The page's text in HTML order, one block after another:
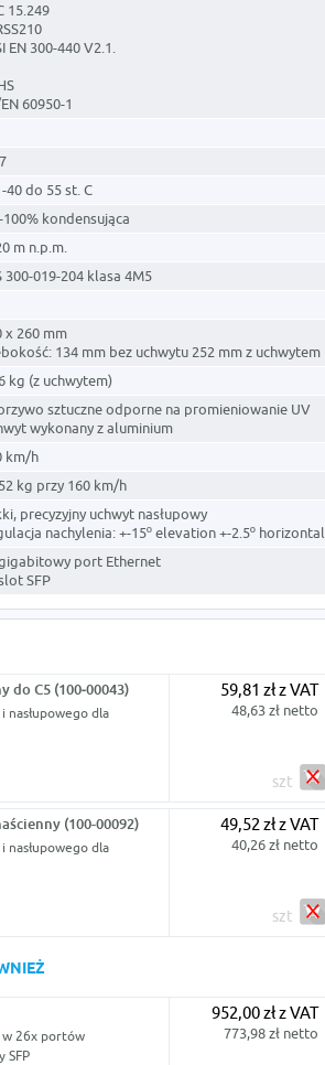
15.249
EN 300-440 V2.1.
60950-1
40 do 55 st. C
100% kondensująca
m n.p.m.
300-019-204 klasa 4M5
x 260 mm
134 mm bez uchwytu 252 mm z uchwytem
kg (z uchwytem)
sztuczne odporne na promieniowanie UV
wykonany z aluminium
km/h
kg przy 160 km/h
precyzyjny uchwyt nasłupowy
nachylenia: +-15º elevation +-2.5º horizontal
port Ethernet
SFP
C5 (100‐00043)
nasłupowego dla
59,81 zł z VAT
48,63 zł netto
szt
(100-00092)
nasłupowego dla
49,52 zł z VAT
40,26 zł netto
szt
w 26x portów
SFP
952,00 zł z VAT
773,98 zł netto